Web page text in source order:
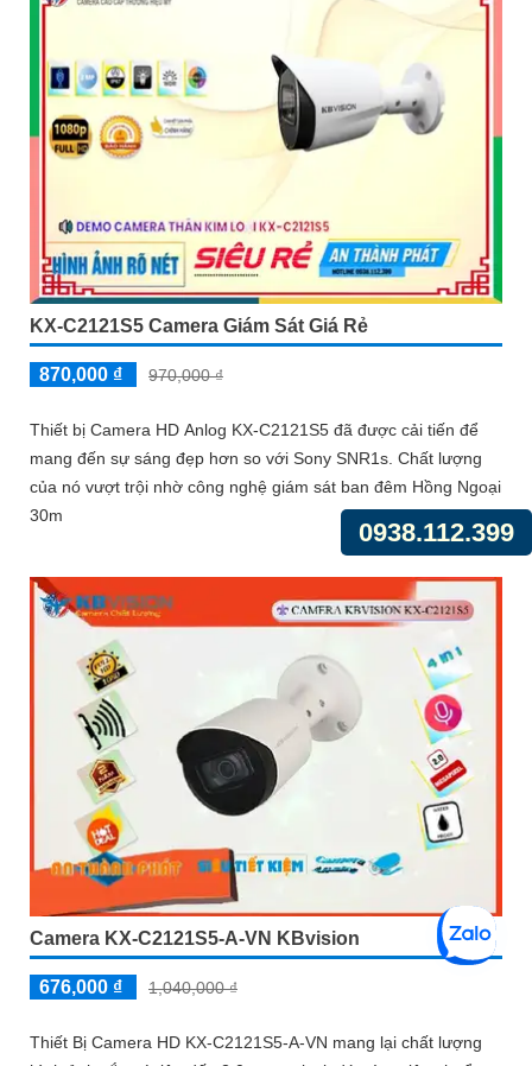
KX-C2121S5 Camera Giám Sát Giá Rẻ
870,000 ₫ 970,000 ₫
Thiết bị Camera HD Anlog KX-C2121S5 đã được cải tiến để
mang đến sự sáng đẹp hơn so với Sony SNR1s. Chất lượng
của nó vượt trội nhờ công nghệ giám sát ban đêm Hồng Ngoại
30m
Camera KX-C2121S5-A-VN KBvision
676,000 ₫ 1,040,000 ₫
Thiết Bị Camera HD KX-C2121S5-A-VN mang lại chất lượng
0938.112.399